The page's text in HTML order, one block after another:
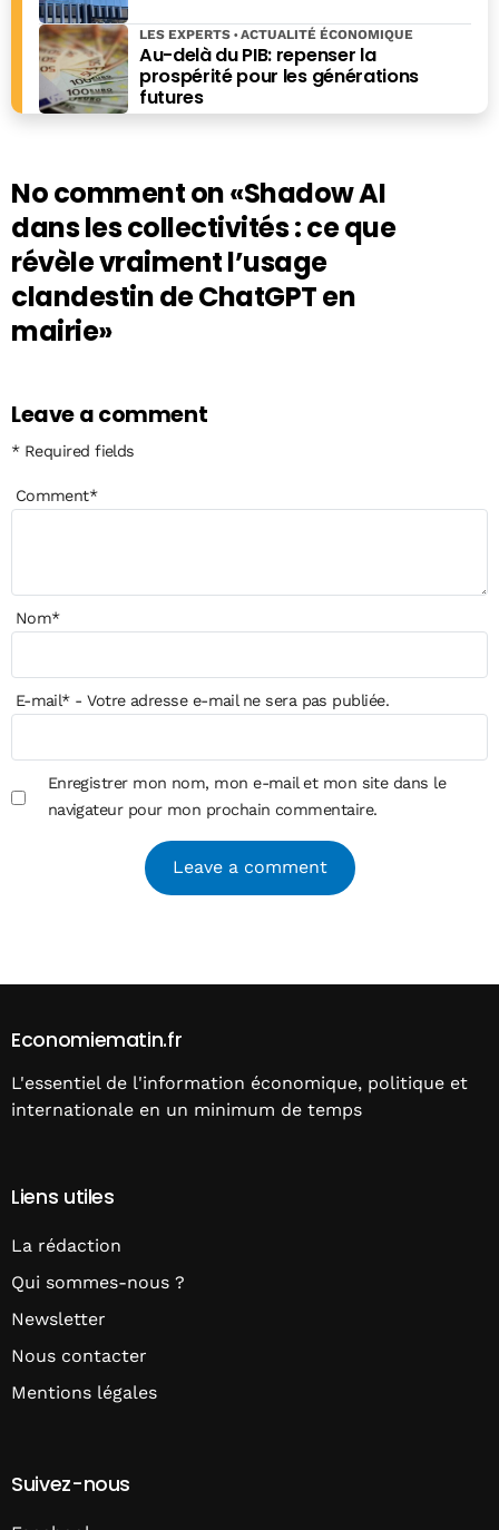
Au-delà du PIB: repenser la
prospérité pour les générations
futures
LES EXPERTS ACTUALITÉ ÉCONOMIQUE
No comment on«Shadow AI
dans les collectivités : ce que
révèle vraiment l’usage
clandestin de ChatGPT en
mairie»
Leave a comment
* Required fields
Comment*
Nom*
E-mail*- Votre adresse e-mail ne sera pas publiée.
Enregistrer mon nom, mon e-mail et mon site dans le
navigateur pour mon prochain commentaire.
Economiematin.fr
L'essentiel de l'information économique, politique et
internationale en un minimum de temps
Liens utiles
La rédaction
Qui sommes-nous ?
Newsletter
Nous contacter
Mentions légales
Suivez-nous